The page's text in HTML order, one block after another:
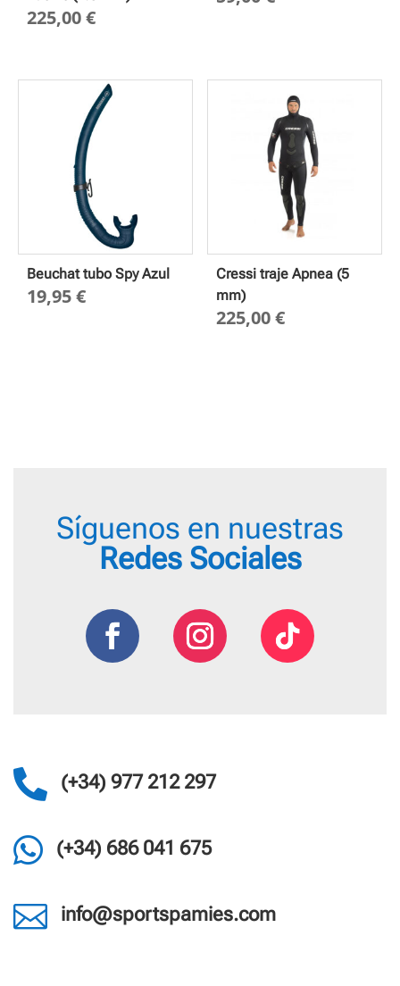
225,00€
Beuchat tubo Spy Azul
19,95€
Cressi traje Apnea (5
mm)
225,00€
Síguenos en nuestras
Redes Sociales
 (+34) 977 212 297
 (+34) 686 041 675
 info@sportspamies.com